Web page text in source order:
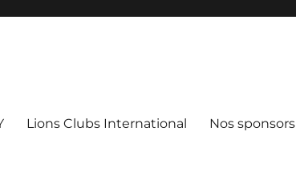
Lions Clubs International Nos sponsors